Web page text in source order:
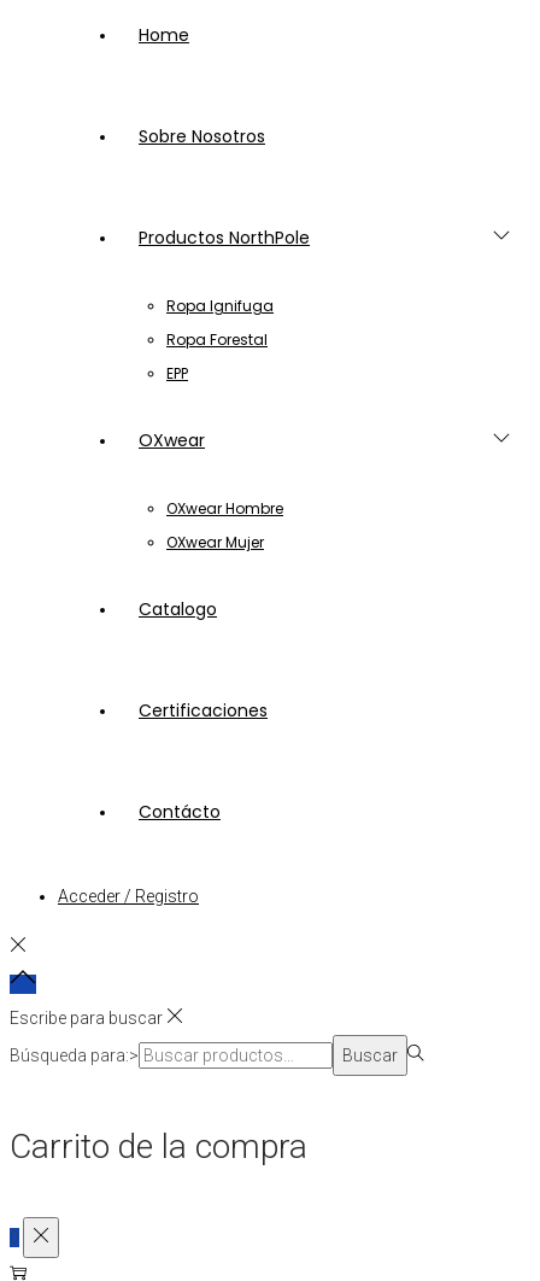
Home
Sobre Nosotros
Productos NorthPole
Ropa Ignifuga
Ropa Forestal
EPP
OXwear
OXwear Hombre
OXwear Mujer
Catalogo
Certificaciones
Contácto
Acceder / Registro
Escribe para buscar
Búsqueda para:>
Buscar
Carrito de la compra
0